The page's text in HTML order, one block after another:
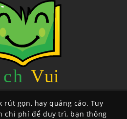
gọn, hay quảng cáo. Tuy
chi phí để duy trì, bạn thông